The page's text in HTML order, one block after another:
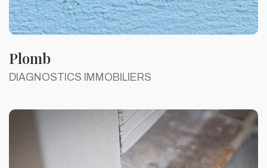
Plomb
DIAGNOSTICS IMMOBILIERS